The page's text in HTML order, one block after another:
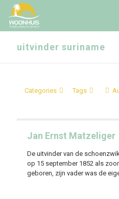
uitvinder suriname
Categories Tags
Jan Ernst Matzeliger
De uitvinder van de
op 15 september 1852 als
geboren, zijn vader was de